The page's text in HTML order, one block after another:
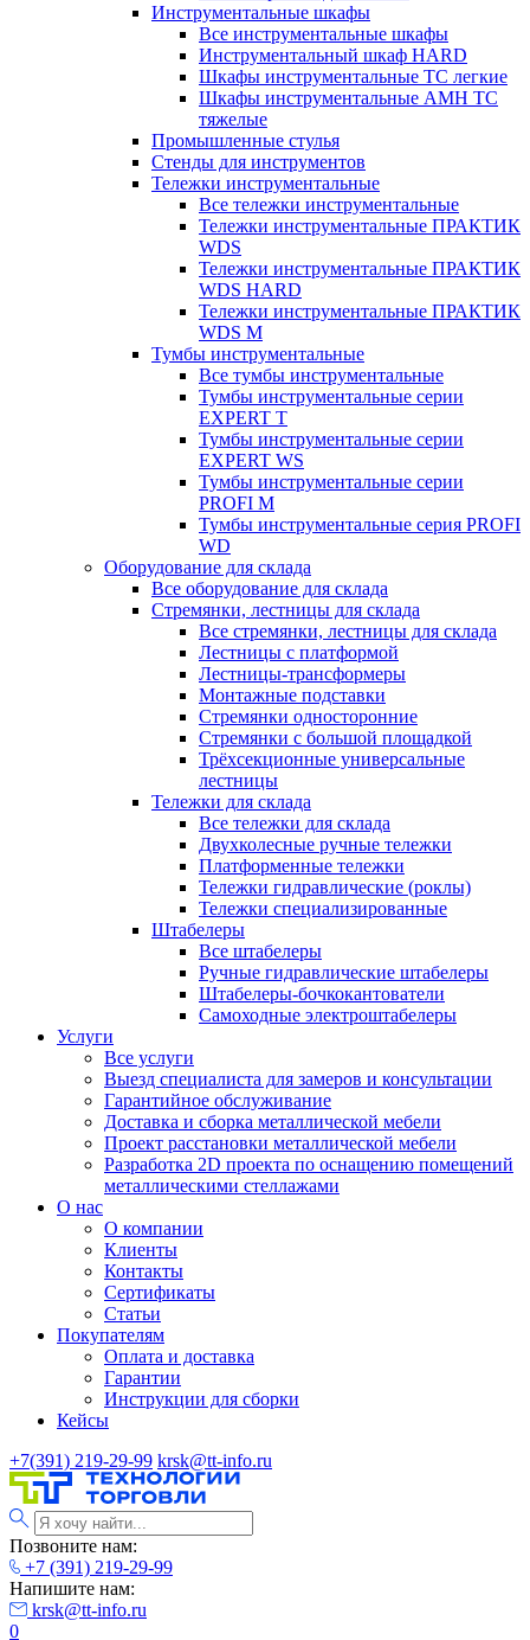
Инструментальные шкафы
Все инструментальные шкафы
Инструментальный шкаф HARD
Шкафы инструментальные ТС легкие
Шкафы инструментальные AMH TC
тяжелые
Промышленные стулья
Стенды для инструментов
Тележки инструментальные
Все тележки инструментальные
Тележки инструментальные ПРАКТИК
WDS
Тележки инструментальные ПРАКТИК
WDS HARD
Тележки инструментальные ПРАКТИК
WDS M
Тумбы инструментальные
Все тумбы инструментальные
Тумбы инструментальные серии
EXPERT T
Тумбы инструментальные серии
EXPERT WS
Тумбы инструментальные серии
PROFI M
Тумбы инструментальные серия PROFI
WD
Оборудование для склада
Все оборудование для склада
Стремянки, лестницы для склада
Все стремянки, лестницы для склада
Лестницы с платформой
Лестницы-трансформеры
Монтажные подставки
Стремянки односторонние
Стремянки с большой площадкой
Трёхсекционные универсальные
лестницы
Тележки для склада
Все тележки для склада
Двухколесные ручные тележки
Платформенные тележки
Тележки гидравлические (роклы)
Тележки специализированные
Штабелеры
Все штабелеры
Ручные гидравлические штабелеры
Штабелеры-бочкокантователи
Самоходные электроштабелеры
Услуги
Все услуги
Выезд специалиста для замеров и консультации
Гарантийное обслуживание
Доставка и сборка металлической мебели
Проект расстановки металлической мебели
Разработка 2D проекта по оснащению помещений
металлическими стеллажами
О нас
О компании
Клиенты
Контакты
Сертификаты
Статьи
Покупателям
Оплата и доставка
Гарантии
Инструкции для сборки
Кейсы
+7(391) 219-29-99 krsk@tt-info.ru
Позвоните нам:
+7 (391) 219-29-99
Напишите нам:
krsk@tt-info.ru
0